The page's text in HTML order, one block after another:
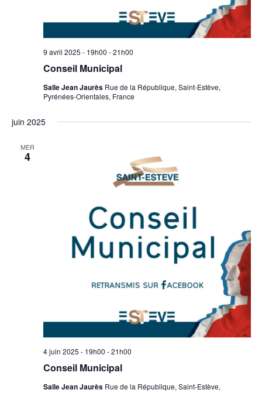
Conseil Municipal
9 avril 2025 - 19h00 -21h00
Salle Jean Jaurès Rue de la République, Saint-Estève,
Pyrénées-Orientales, France
juin 2025
MER
4
Conseil Municipal
4 juin 2025 - 19h00 -21h00
Salle Jean Jaurès Rue de la République, Saint-Estève,